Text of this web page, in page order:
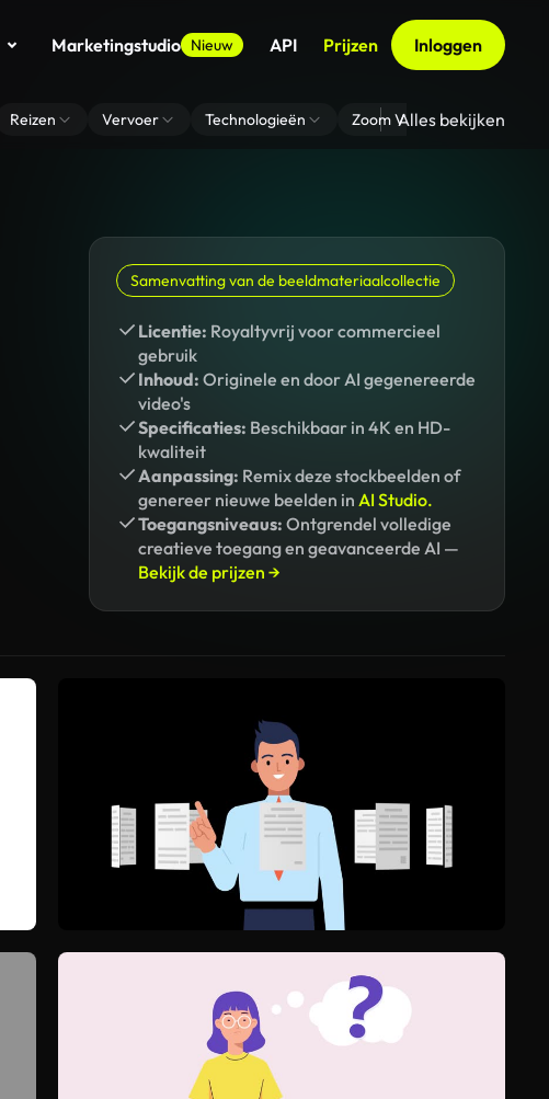
Marketingstudio Nieuw API Prijzen Inloggen
Reizen Vervoer Technologieën Zoom Virtuele
Alles bekijken
Samenvatting van de beeldmateriaalcollectie
Licentie: Royaltyvrij voor commercieel
gebruik
Inhoud: Originele en door AI gegenereerde
video's
Specificaties: Beschikbaar in 4K en HD-
kwaliteit
Aanpassing: Remix deze stockbeelden of
genereer nieuwe beelden in AI Studio.
Toegangsniveaus: Ontgrendel volledige
creatieve toegang en geavanceerde AI —
Bekijk de prijzen →